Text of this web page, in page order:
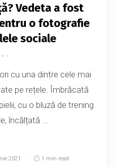
Vedeta a fost
o fotografie
sociale
cu una dintre cele mai
pe rețele. Îmbrăcată
cu o bluză de trening
încălțată ...
2021 1 min read